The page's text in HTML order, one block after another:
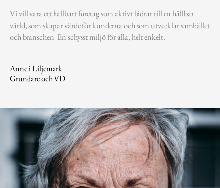
Vi vill vara ett hållbart företag som aktivt bidrar till en hållbar
värld, som skapar värde för kunderna och som utvecklar samhället
och branschen. En schysst miljö för alla, helt enkelt.
Anneli Liljemark
Grundare och VD